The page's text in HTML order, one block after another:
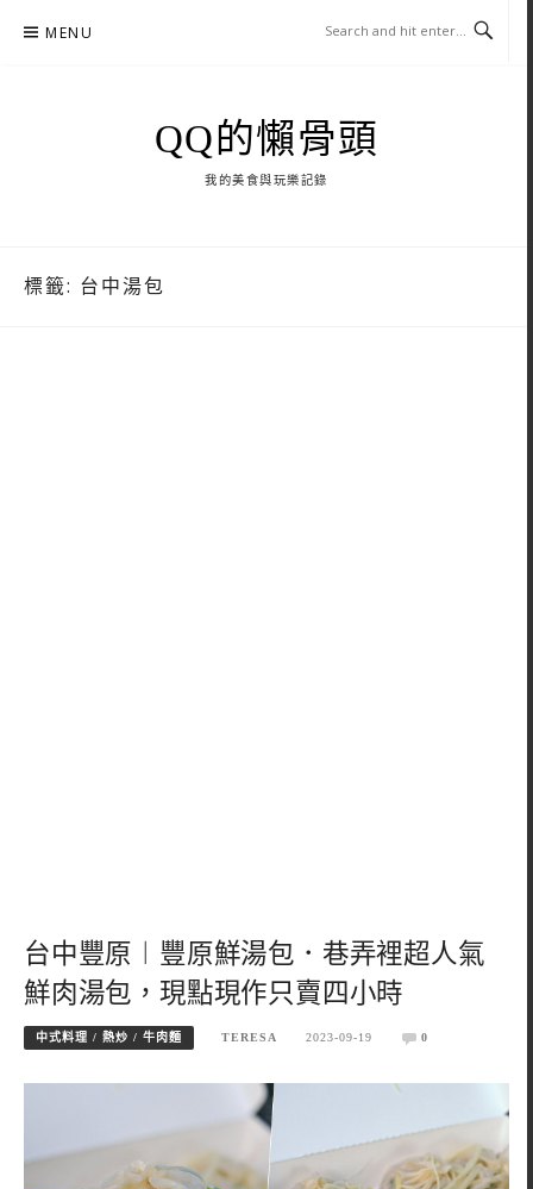
MENU
QQ的懶骨頭
我的美食與玩樂記錄
標籤: 台中湯包
台中豐原︱豐原鮮湯包．巷弄裡超人氣
鮮肉湯包，現點現作只賣四小時
中式料理 / 熱炒 / 牛肉麵 TERESA 2023-09-19 0